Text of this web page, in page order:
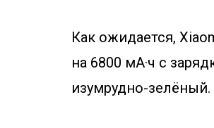
Как ожидается,
на 6800 мА·ч с
изумрудно-зелёный.